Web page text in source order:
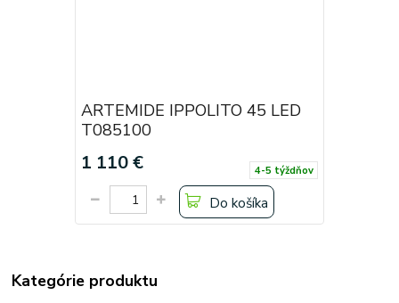
ARTEMIDE IPPOLITO 45 LED
T085100
1 110 € 4-5 týždňov
Do košíka
Kategórie produktu